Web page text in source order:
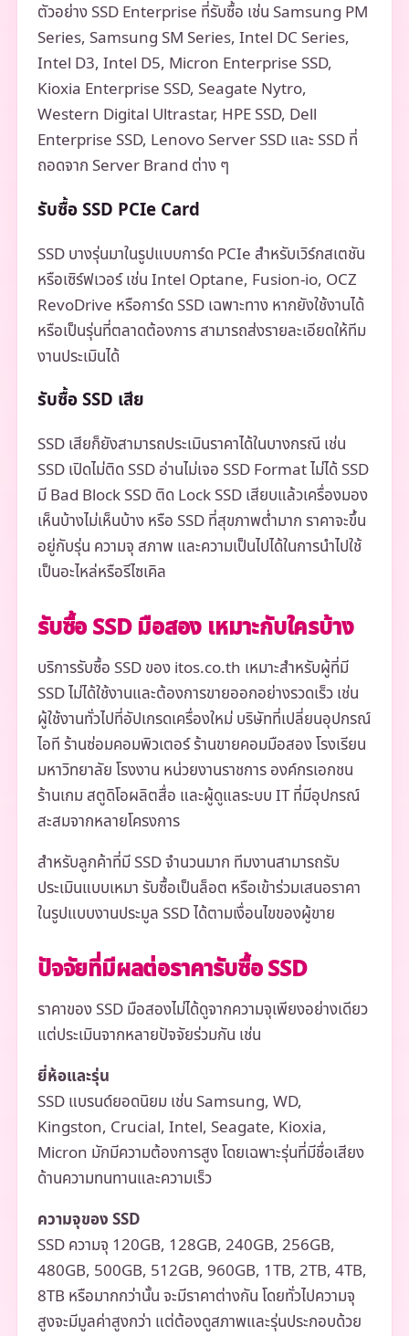
ตัวอย่าง SSD Enterprise ที่รับซื้อ เช่น Samsung PM
Series, Samsung SM Series, Intel DC Series,
Intel D3, Intel D5, Micron Enterprise SSD,
Kioxia Enterprise SSD, Seagate Nytro,
Western Digital Ultrastar, HPE SSD, Dell
Enterprise SSD, Lenovo Server SSD และ SSD ที่
ถอดจาก Server Brand ต่าง ๆ
รับซื้อ SSD PCIe Card
SSD บางรุ่นมาในรูปแบบการ์ด PCIe สำหรับเวิร์กสเตชัน
หรือเซิร์ฟเวอร์ เช่น Intel Optane, Fusion-io, OCZ
RevoDrive หรือการ์ด SSD เฉพาะทาง หากยังใช้งานได้
หรือเป็นรุ่นที่ตลาดต้องการ สามารถส่งรายละเอียดให้ทีม
งานประเมินได้
รับซื้อ SSD เสีย
SSD เสียก็ยังสามารถประเมินราคาได้ในบางกรณี เช่น
SSD เปิดไม่ติด SSD อ่านไม่เจอ SSD Format ไม่ได้ SSD
มี Bad Block SSD ติด Lock SSD เสียบแล้วเครื่องมอง
เห็นบ้างไม่เห็นบ้าง หรือ SSD ที่สุขภาพต่ำมาก ราคาจะขึ้น
อยู่กับรุ่น ความจุ สภาพ และความเป็นไปได้ในการนำไปใช้
เป็นอะไหล่หรือรีไซเคิล
รับซื้อ SSD มือสอง เหมาะกับใครบ้าง
บริการรับซื้อ SSD ของ itos.co.th เหมาะสำหรับผู้ที่มี
SSD ไม่ได้ใช้งานและต้องการขายออกอย่างรวดเร็ว เช่น
ผู้ใช้งานทั่วไปที่อัปเกรดเครื่องใหม่ บริษัทที่เปลี่ยนอุปกรณ์
ไอที ร้านซ่อมคอมพิวเตอร์ ร้านขายคอมมือสอง โรงเรียน
มหาวิทยาลัย โรงงาน หน่วยงานราชการ องค์กรเอกชน
ร้านเกม สตูดิโอผลิตสื่อ และผู้ดูแลระบบ IT ที่มีอุปกรณ์
สะสมจากหลายโครงการ
สำหรับลูกค้าที่มี SSD จำนวนมาก ทีมงานสามารถรับ
ประเมินแบบเหมา รับซื้อเป็นล็อต หรือเข้าร่วมเสนอราคา
ในรูปแบบงานประมูล SSD ได้ตามเงื่อนไขของผู้ขาย
ปัจจัยที่มีผลต่อราคารับซื้อ SSD
ราคาของ SSD มือสองไม่ได้ดูจากความจุเพียงอย่างเดียว
แต่ประเมินจากหลายปัจจัยร่วมกัน เช่น
ยี่ห้อและรุ่น
SSD แบรนด์ยอดนิยม เช่น Samsung, WD,
Kingston, Crucial, Intel, Seagate, Kioxia,
Micron มักมีความต้องการสูง โดยเฉพาะรุ่นที่มีชื่อเสียง
ด้านความทนทานและความเร็ว
ความจุของ SSD
SSD ความจุ 120GB, 128GB, 240GB, 256GB,
480GB, 500GB, 512GB, 960GB, 1TB, 2TB, 4TB,
8TB หรือมากกว่านั้น จะมีราคาต่างกัน โดยทั่วไปความจุ
สูงจะมีมูลค่าสูงกว่า แต่ต้องดูสภาพและรุ่นประกอบด้วย